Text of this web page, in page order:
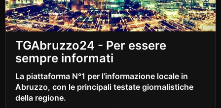
TGAbruzzo24 - Per essere
sempre informati
La piattaforma N°1 per l’informazione locale in
Abruzzo, con le principali testate giornalistiche
della regione.